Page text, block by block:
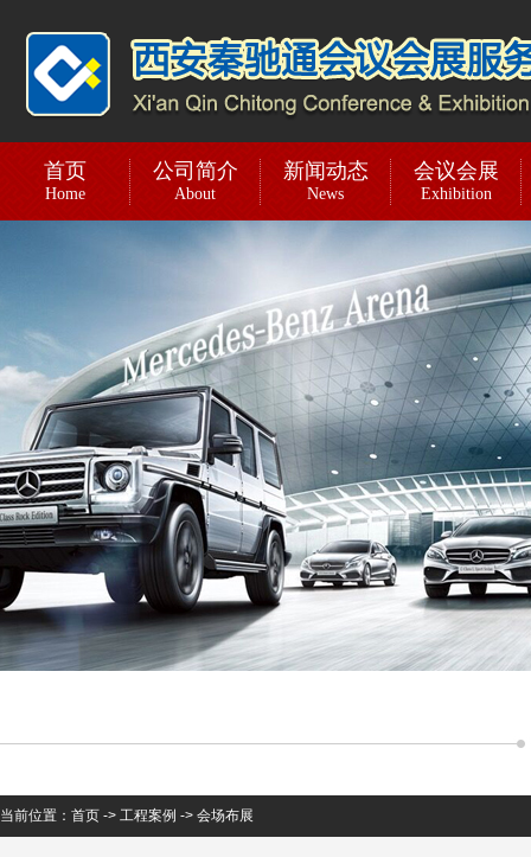
首页
Home
公司简介
About
新闻动态
News
会议会展
Exhibition
当前位置： 首页 -> 工程案例 -> 会场布展